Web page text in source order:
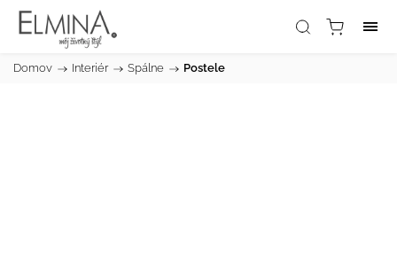
Domov / Interiér / Spálne / Postele